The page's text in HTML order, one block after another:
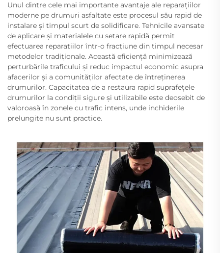
Unul dintre cele mai importante avantaje ale reparațiilor
moderne pe drumuri asfaltate este procesul său rapid de
instalare și timpul scurt de solidificare. Tehnicile avansate
de aplicare și materialele cu setare rapidă permit
efectuarea reparațiilor într-o fracțiune din timpul necesar
metodelor tradiționale. Această eficiență minimizează
perturbările traficului și reduc impactul economic asupra
afacerilor și a comunităților afectate de întreținerea
drumurilor. Capacitatea de a restaura rapid suprafețele
drumurilor la condiții sigure și utilizabile este deosebit de
valoroasă în zonele cu trafic intens, unde inchiderile
prelungite nu sunt practice.